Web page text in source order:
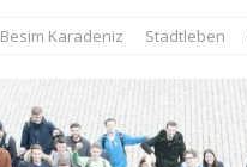
Besim Karadeniz Stadtleben